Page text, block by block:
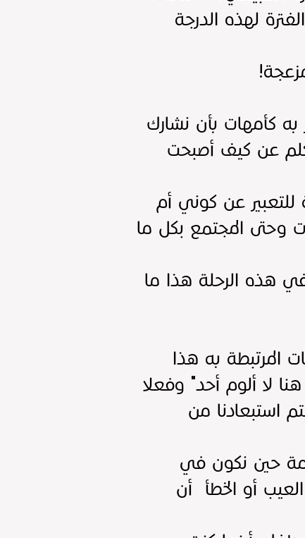
لهذه الدرجة
به كأمهات بأن نشارك
عن كيف أصبحت
عن كوني أم
وحتى المجتمع بكل ما
هذه الرحلة هذا ما
المرتبطة به هذا
لا ألوم أحد" وفعلا
استبعادنا من
حين نكون في
أو الخطأ أن